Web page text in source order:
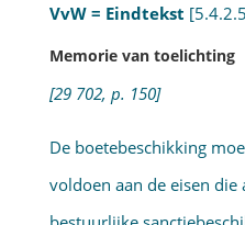
VvW = Eindtekst
Memorie van toelichting
[29 702, p. 150]
De boetebeschikking
voldoen aan de eisen die